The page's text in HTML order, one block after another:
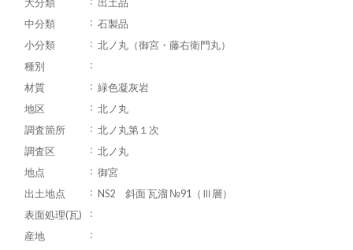
大分類
出土品
中分類
石製品
小分類
北ノ丸（御宮・藤右衛門丸）
種別
材質
緑色凝灰岩
地区
北ノ丸
調査箇所
北ノ丸第１次
調査区
北ノ丸
地点
御宮
出土地点
NS2 斜面 瓦溜 №91（Ⅲ層）
表面処理(瓦)
産地